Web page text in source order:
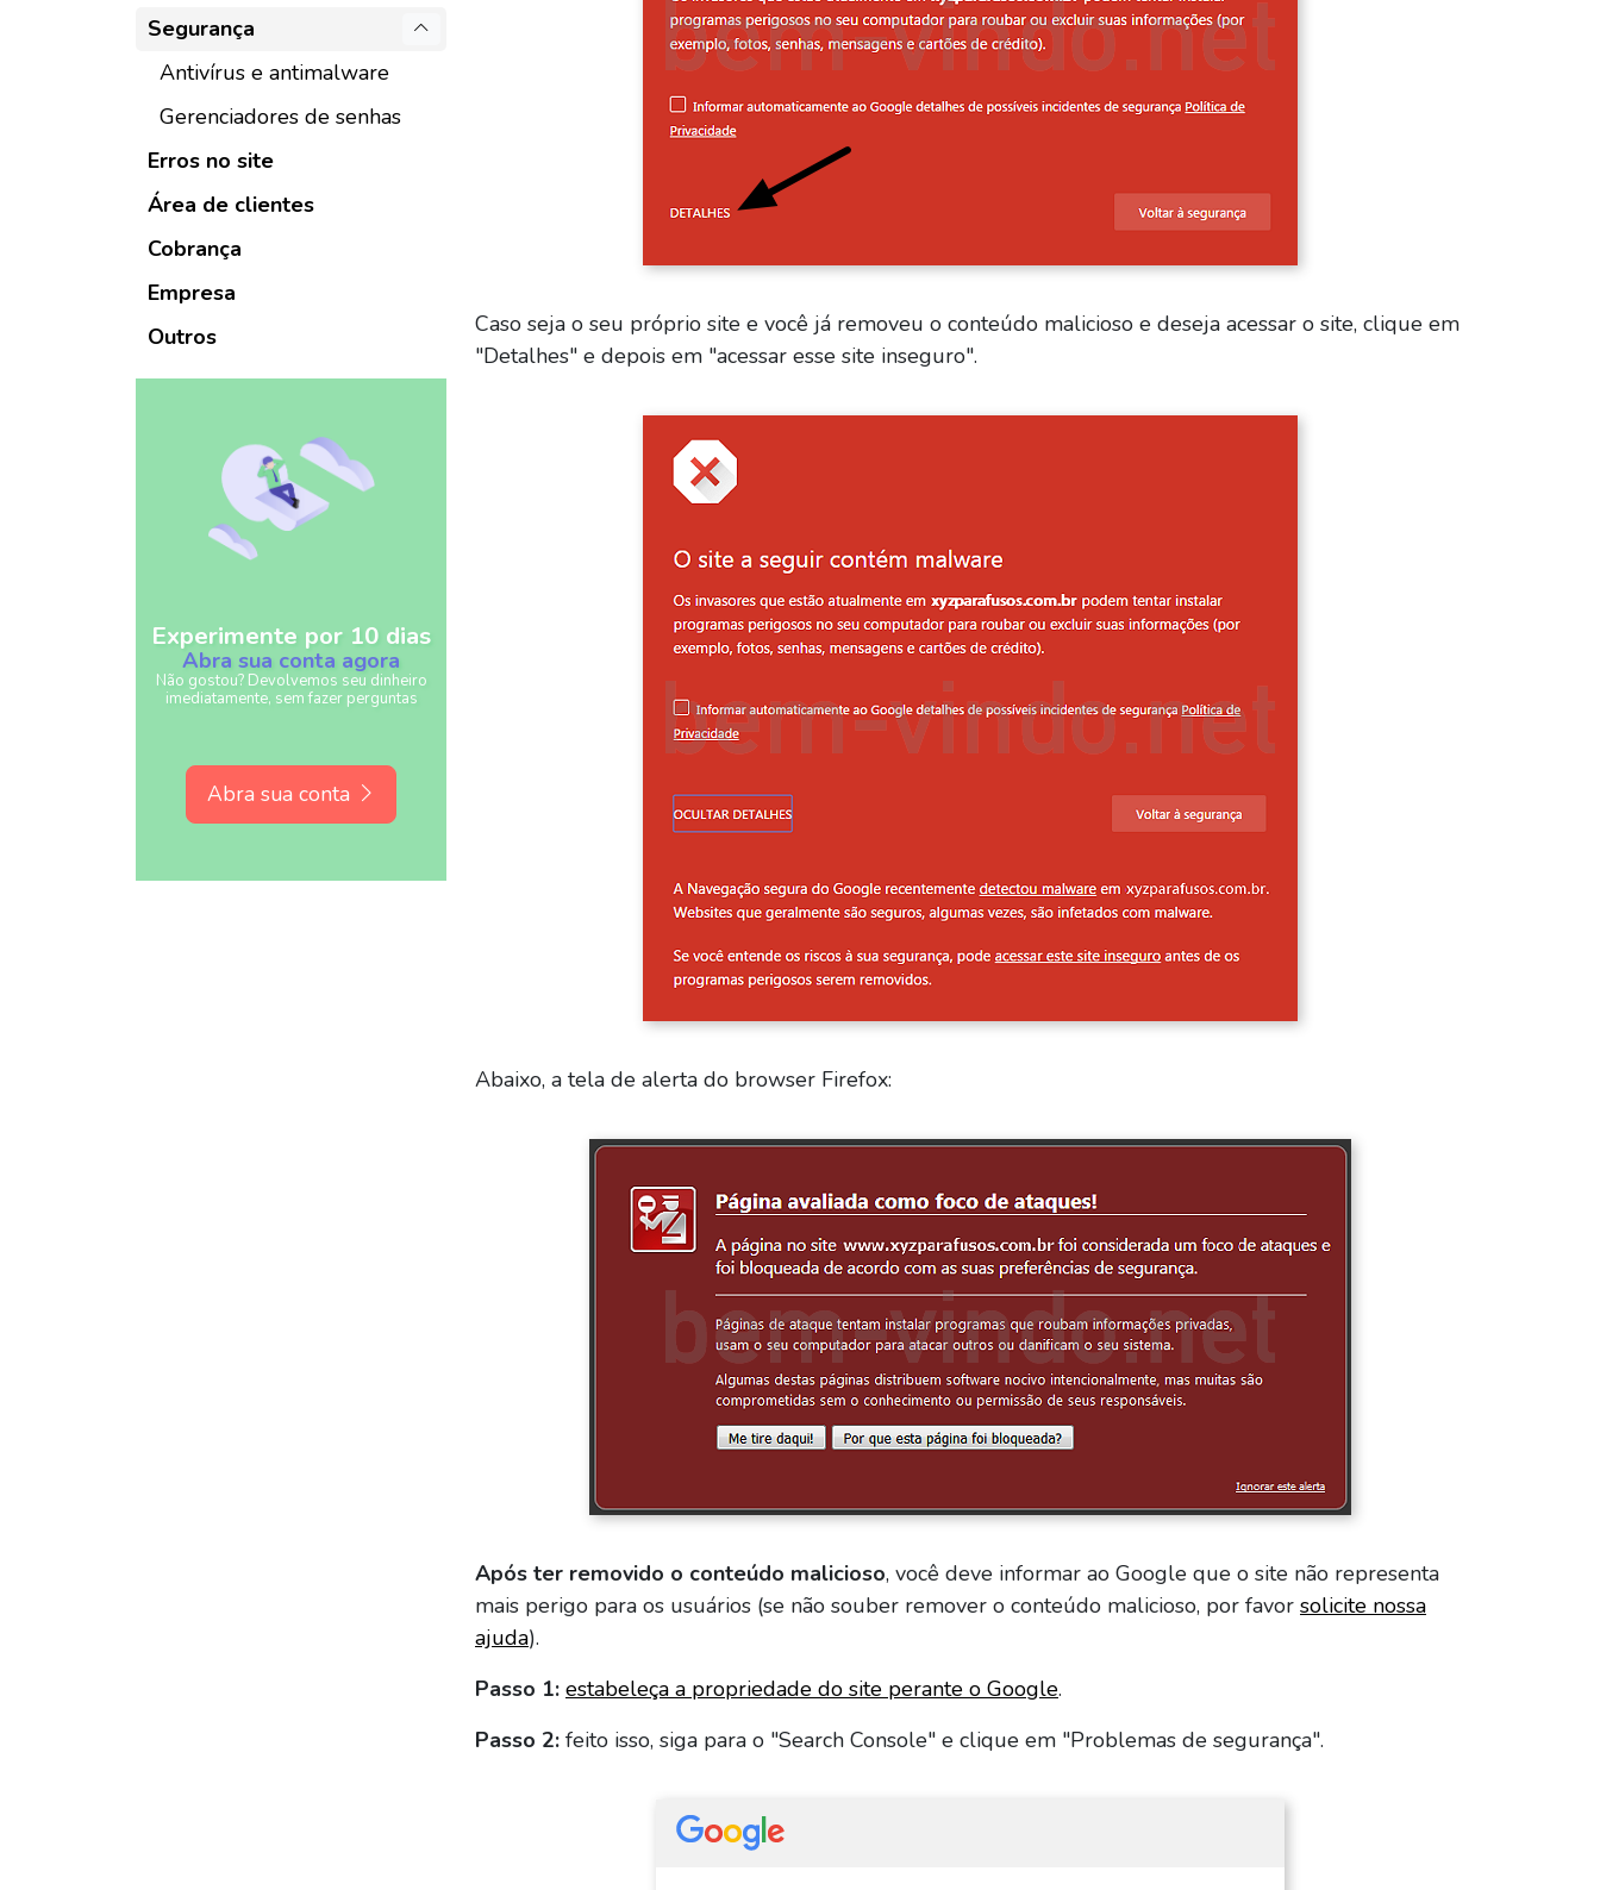
Segurança
Antivírus e antimalware
Gerenciadores de senhas
Erros no site
Área de clientes
Cobrança
Empresa
Outros
Experimente por 10 dias
Abra sua conta agora
Não gostou? Devolvemos seu dinheiro
imediatamente, sem fazer perguntas
Abra sua conta
Caso seja o seu próprio site e você já removeu o conteúdo malicioso e deseja acessar o site, clique em
"Detalhes" e depois em "acessar esse site inseguro".
Abaixo, a tela de alerta do browser Firefox:
Após ter removido o conteúdo malicioso, você deve informar ao Google que o site não representa
mais perigo para os usuários (se não souber remover o conteúdo malicioso, por favor solicite nossa
ajuda).
Passo 1: estabeleça a propriedade do site perante o Google.
Passo 2: feito isso, siga para o "Search Console" e clique em "Problemas de segurança".